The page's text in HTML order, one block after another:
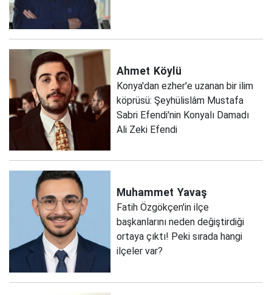
Ahmet Köylü
Konya'dan ezher'e uzanan bir ilim
köprüsü: Şeyhülislâm Mustafa
Sabri Efendi'nin Konyalı Damadı
Ali Zeki Efendi
Muhammet Yavaş
Fatih Özgökçen'in ilçe
başkanlarını neden değiştirdiği
ortaya çıktı! Peki sırada hangi
ilçeler var?